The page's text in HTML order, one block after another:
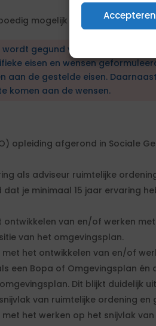
Accepteren
mogelijk na het sluiten van
gegund via een
eisen en wensen
aan de gestelde eisen.
komen aan de wensen.
opleiding afgerond in Sociale
als adviseur ruimtelijke
je minimaal 15 jaar ervaring
ontwikkelen van en/of werken
van het omgevingsplan.
met het ontwikkelen van en/of
een Bopa of Omgevingsplan én
Dit blijkt duidelijk
van ruimtelijke ordening
het werken op het snijvlak